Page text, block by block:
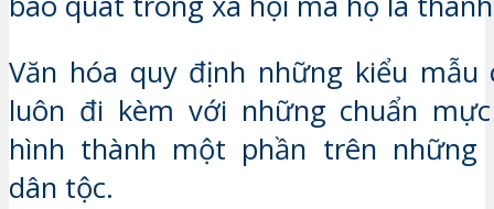
Văn hóa quy định những kiểu mẫu
luôn đi kèm với những chuẩn
hình thành một phần trên những
dân tộc.